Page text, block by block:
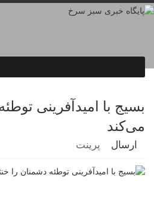
بسیج با امیدآفرینی
می‌کند
ارسال پرینت